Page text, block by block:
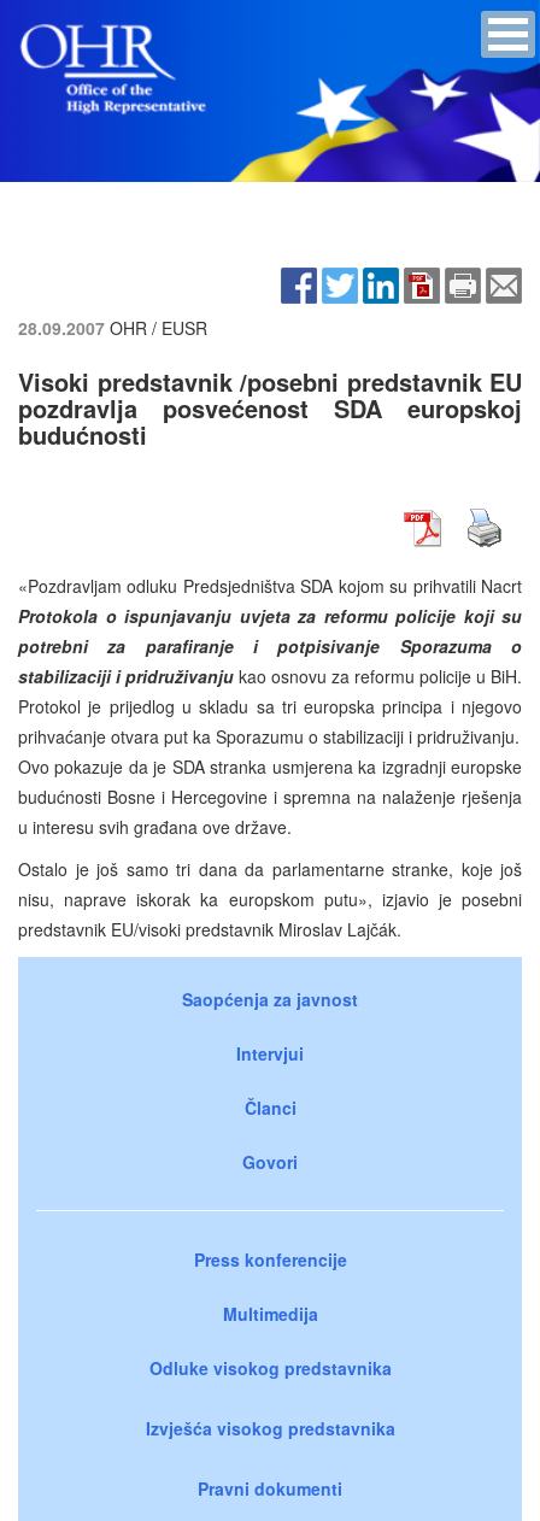
28.09.2007 OHR / EUSR
Visoki predstavnik /posebni predstavnik EU
pozdravlja posvećenost SDA europskoj
budućnosti
«Pozdravljam odluku Predsjedništva SDA kojom su prihvatili Nacrt
Protokola o ispunjavanju uvjeta za reformu policije koji su
potrebni za parafiranje i potpisivanje Sporazuma o
stabilizaciji i pridruživanju kao osnovu za reformu policije u BiH.
Protokol je prijedlog u skladu sa tri europska principa i njegovo
prihvaćanje otvara put ka Sporazumu o stabilizaciji i pridruživanju.
Ovo pokazuje da je SDA stranka usmjerena ka izgradnji europske
budućnosti Bosne i Hercegovine i spremna na nalaženje rješenja
u interesu svih građana ove države.
Ostalo je još samo tri dana da parlamentarne stranke, koje još
nisu, naprave iskorak ka europskom putu», izjavio je posebni
predstavnik EU/visoki predstavnik Miroslav Lajčák.
Saopćenja za javnost
Intervjui
Članci
Govori
Press konferencije
Multimedija
Odluke visokog predstavnika
Izvješća visokog predstavnika
Pravni dokumenti